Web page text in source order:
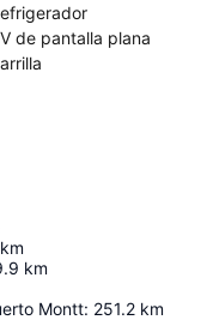
de pantalla plana
km
km
Montt: 251.2 km